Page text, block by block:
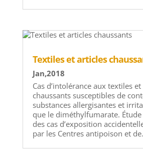
Textiles et articles
Jan,2018
Cas d’intolérance aux textiles
chaussants susceptibles de
substances allergisantes et
que le diméthylfumarate.
des cas d’exposition
par les Centres antipoison et